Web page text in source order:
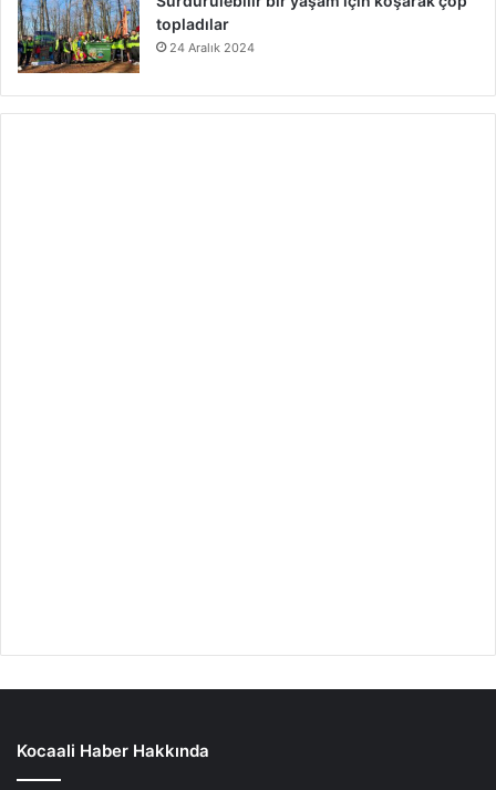
topladılar
24 Aralık 2024
Kocaali Haber Hakkında